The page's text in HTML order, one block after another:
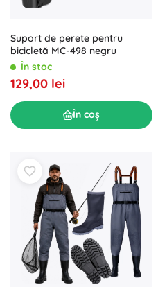
Suport de perete pentru
bicicletă MC-498 negru
În stoc
129,00 lei
În coș